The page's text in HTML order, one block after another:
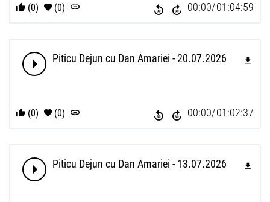
00:00 01:04:59
(0) (0)
00:00 01:02:37
Piticu Dejun cu Dan Amariei - 20.07.2026
(0) (0)
Piticu Dejun cu Dan Amariei - 13.07.2026